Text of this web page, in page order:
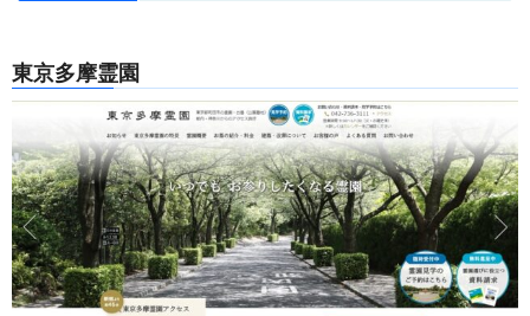
東京多摩霊園